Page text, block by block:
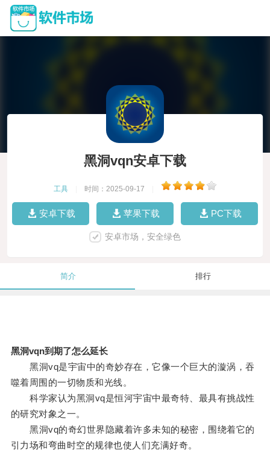
黑洞vqn安卓下载
工具 时间：2025-09-17
安卓下载 苹果下载 PC下载
安卓市场，安全绿色
简介 排行
黑洞vqn到期了怎么延长
黑洞vq是宇宙中的奇妙存在，它像一个巨大的漩涡，吞
噬着周围的一切物质和光线。
科学家认为黑洞vq是恒河宇宙中最奇特、最具有挑战性
的研究对象之一。
黑洞vq的奇幻世界隐藏着许多未知的秘密，围绕着它的
引力场和弯曲时空的规律也使人们充满好奇。